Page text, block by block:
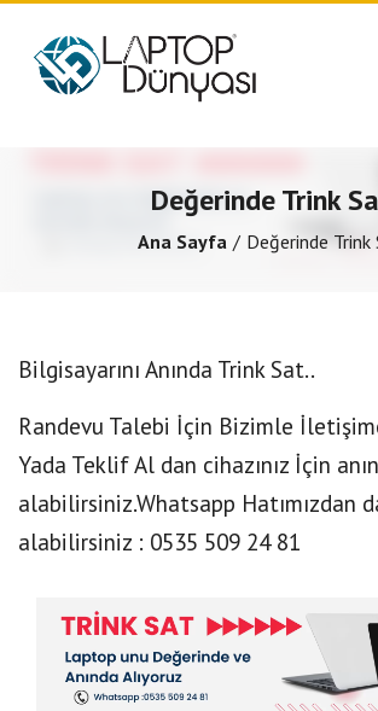
Değerinde Trink
Ana Sayfa Değerinde Trink
Bilgisayarını Anında Trink Sat..
Randevu Talebi İçin Bizimle
Yada Teklif Al dan cihazınız İçin
alabilirsiniz.Whatsapp Hatımızdan
alabilirsiniz : 0535 509 24 81